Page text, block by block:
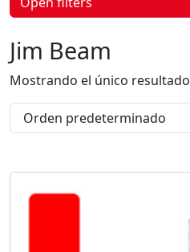
o
d
u
c
t
o
Jim Beam
Mostrando el único resultado